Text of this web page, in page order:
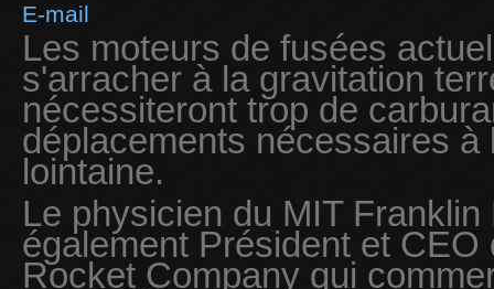
E-mail
Les moteurs de fusées
s'arracher à la gravitation
nécessiteront trop de
déplacements nécessaires à
lointaine.
Le physicien du MIT
également Président et
Rocket Company qui